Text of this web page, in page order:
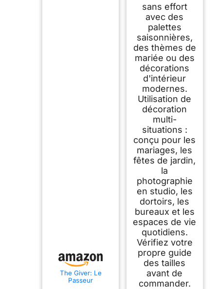
The Giver: Le
Passeur
sans effort
avec des
palettes
saisonnières,
des thèmes de
mariée ou des
décorations
d'intérieur
modernes.
Utilisation de
décoration
multi-
situations :
conçu pour les
mariages, les
fêtes de jardin,
la
photographie
en studio, les
dortoirs, les
bureaux et les
espaces de vie
quotidiens.
Vérifiez votre
propre guide
des tailles
avant de
commander.